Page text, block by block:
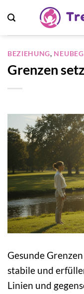
Inhalt
springen
BEZIEHUNG,
Grenzen
Gesunde
stabile und
Linien und